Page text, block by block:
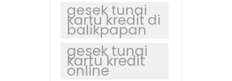
gesek tunai
kartu kredit di
balikpapan
gesek tunai
kartu kredit
online